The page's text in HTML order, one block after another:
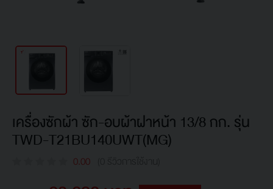
เครื่องซักผ้า ซัก-อบผ้าฝาหน้า 13/8 กก. รุ่น
TWD-T21BU140UWT(MG)
0.00